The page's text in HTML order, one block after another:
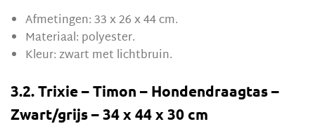
Afmetingen: 33 x 26 x 44 cm.
Materiaal: polyester.
Kleur: zwart met lichtbruin.
3.2. Trixie – Timon – Hondendraagtas –
Zwart/grijs – 34 x 44 x 30 cm